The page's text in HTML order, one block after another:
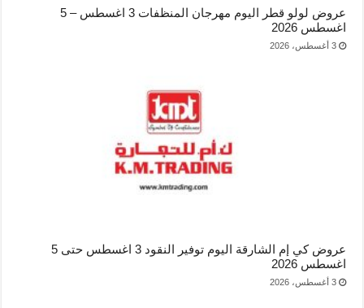
عروض لولو قطر اليوم مهرجان المنظفات 3 اغسطس – 5
اغسطس 2026
3 أغسطس، 2026
عروض كي إم الشارقة اليوم توفير النقود 3 اغسطس حتى 5
اغسطس 2026
3 أغسطس، 2026